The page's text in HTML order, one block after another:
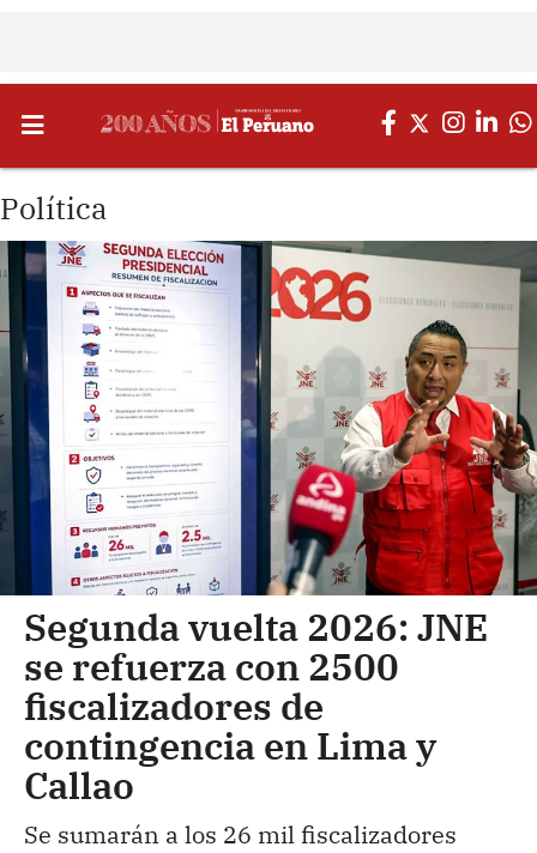
Política
Segunda vuelta 2026: JNE
se refuerza con 2500
fiscalizadores de
contingencia en Lima y
Callao
Se sumarán a los 26 mil fiscalizadores